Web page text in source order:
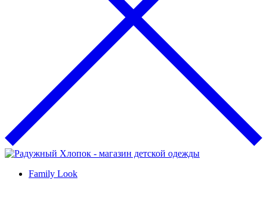
Family Look